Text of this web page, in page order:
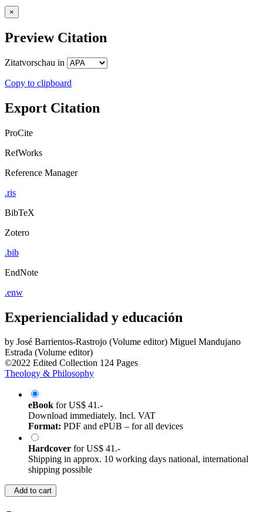
×
Preview Citation
Zitatvorschau in
Copy to clipboard
Export Citation
ProCite
RefWorks
Reference Manager
.ris
BibTeX
Zotero
.bib
EndNote
.enw
Experiencialidad y educación
by José Barrientos-Rastrojo (Volume editor) Miguel Mandujano
Estrada (Volume editor)
©2022 Edited Collection 124 Pages
Theology & Philosophy
eBook forUS$ 41.-
Download immediately. Incl. VAT
Format: PDF and ePUB – for all devices
Hardcover forUS$ 41.-
Shipping in approx. 10 working days national, international
shipping possible
Add to cart